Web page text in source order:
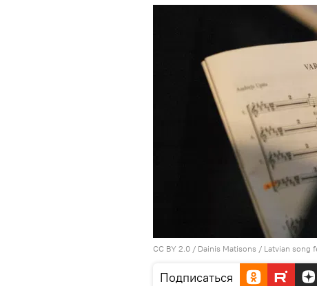
CC BY 2.0 / Dainis Matisons / Latvian song
Подписаться